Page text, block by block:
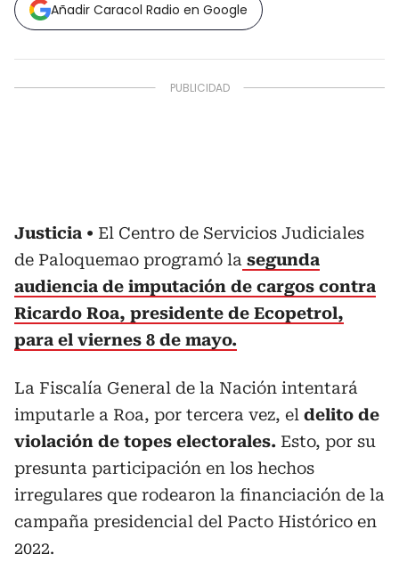
Añadir Caracol Radio en Google
Justicia
El Centro de Servicios Judiciales
de Paloquemao programó la segunda
audiencia de imputación de cargos contra
Ricardo Roa, presidente de Ecopetrol,
para el viernes 8 de mayo.
La Fiscalía General de la Nación intentará
imputarle a Roa, por tercera vez, el delito de
violación de topes electorales. Esto, por su
presunta participación en los hechos
irregulares que rodearon la financiación de la
campaña presidencial del Pacto Histórico en
2022.